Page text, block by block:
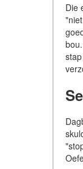
Die